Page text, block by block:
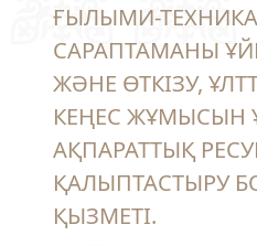
ҒЫЛЫМИ-
САРАПТАМАНЫ
ЖӘНЕ ӨТКІЗУ,
КЕҢЕС ЖҰМЫСЫН
АҚПАРАТТЫҚ
ҚАЛЫПТАСТЫРУ
ҚЫЗМЕТІ.